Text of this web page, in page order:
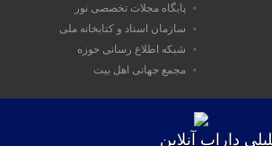
پایگاه مجلات تخصصی نور
سازمان اسناد و کتابخانه ملی
شبکه اطلاع رسانی حوزه
مجمع جهانی اهل بیت
داراب آنلاین